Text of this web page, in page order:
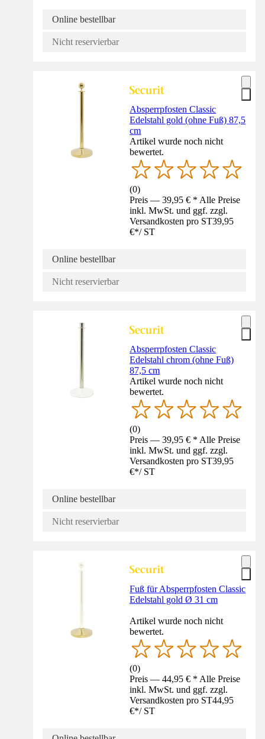
Online bestellbar
Nicht reservierbar
Absperrpfosten Classic
Edelstahl gold (ohne Fuß) 87,5
cm
Artikel wurde noch nicht
bewertet.
(0)
Preis — 39,95 € * Alle Preise
inkl. MwSt. und ggf. zzgl.
Versandkosten pro ST39,95
€*/ ST
Online bestellbar
Nicht reservierbar
Absperrpfosten Classic
Edelstahl chrom (ohne Fuß)
87,5 cm
Artikel wurde noch nicht
bewertet.
(0)
Preis — 39,95 € * Alle Preise
inkl. MwSt. und ggf. zzgl.
Versandkosten pro ST39,95
€*/ ST
Online bestellbar
Nicht reservierbar
Fuß für Absperrpfosten Classic
Edelstahl gold Ø 31 cm
Artikel wurde noch nicht
bewertet.
(0)
Preis — 44,95 € * Alle Preise
inkl. MwSt. und ggf. zzgl.
Versandkosten pro ST44,95
€*/ ST